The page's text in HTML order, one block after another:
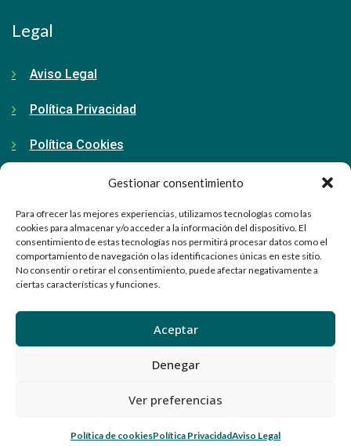
Gestionar consentimiento
Para ofrecer las mejores experiencias, utilizamos tecnologías como las
cookies para almacenar y/o acceder a la información del dispositivo. El
consentimiento de estas tecnologías nos permitirá procesar datos como el
comportamiento de navegación o las identificaciones únicas en este sitio.
No consentir o retirar el consentimiento, puede afectar negativamente a
ciertas características y funciones.
Aceptar
Denegar
Ver preferencias
Política de cookiesPolítica PrivacidadAviso Legal
Legal
Aviso Legal
Política Privacidad
Política Cookies
Contacto
91 798 71 15
info@ellabrador.es